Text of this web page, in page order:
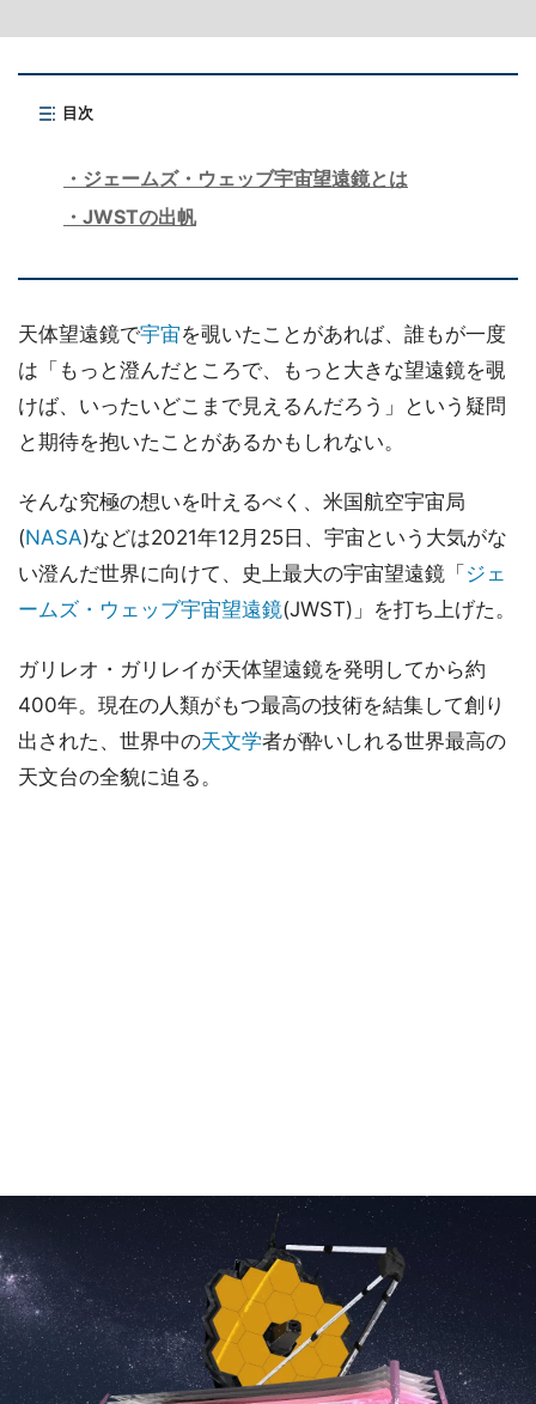
目次
ジェームズ・ウェッブ宇宙望遠鏡とは
JWSTの出帆
天体望遠鏡で宇宙を覗いたことがあれば、誰もが一度
は「もっと澄んだところで、もっと大きな望遠鏡を覗
けば、いったいどこまで見えるんだろう」という疑問
と期待を抱いたことがあるかもしれない。
そんな究極の想いを叶えるべく、米国航空宇宙局
(NASA)などは2021年12月25日、宇宙という大気がな
い澄んだ世界に向けて、史上最大の宇宙望遠鏡「 ジェ
ームズ・ウェッブ宇宙望遠鏡(JWST)」を打ち上げた。
ガリレオ・ガリレイが天体望遠鏡を発明してから約
400年。現在の人類がもつ最高の技術を結集して創り
出された、世界中の天文学者が酔いしれる世界最高の
天文台の全貌に迫る。